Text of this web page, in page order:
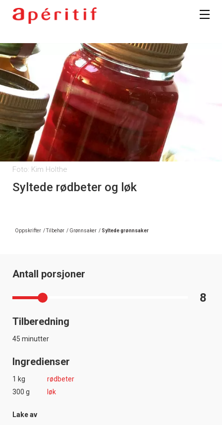
Registrer deg
Foto: Kim Holthe
Syltede rødbeter og løk
Oppskrifter /Tilbehør / Grønnsaker / Syltede grønnsaker
Antall porsjoner
8
Tilberedning
45 minutter
Ingredienser
1 kg
rødbeter
300 g
løk
Lake av